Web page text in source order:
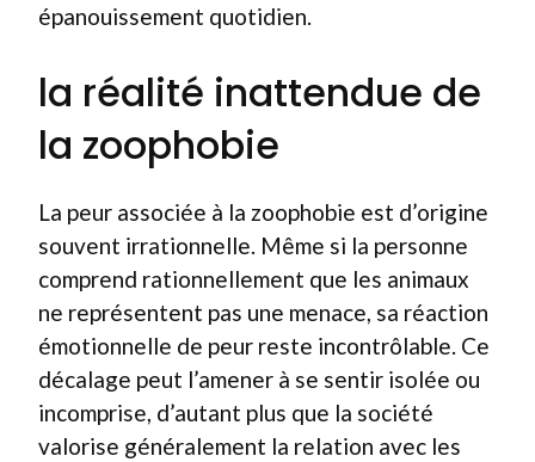
épanouissement quotidien.
la réalité inattendue de
la zoophobie
La peur associée à la zoophobie est d’origine
souvent irrationnelle. Même si la personne
comprend rationnellement que les animaux
ne représentent pas une menace, sa réaction
émotionnelle de peur reste incontrôlable. Ce
décalage peut l’amener à se sentir isolée ou
incomprise, d’autant plus que la société
valorise généralement la relation avec les